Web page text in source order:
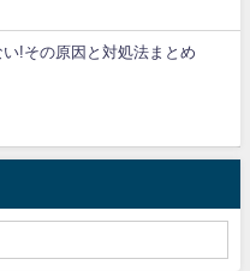
!その原因と対処法まとめ